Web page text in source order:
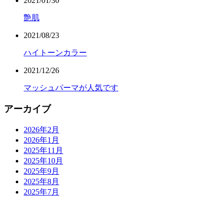
艶肌
2021/08/23
ハイトーンカラー
2021/12/26
マッシュパーマが人気です
アーカイブ
2026年2月
2026年1月
2025年11月
2025年10月
2025年9月
2025年8月
2025年7月